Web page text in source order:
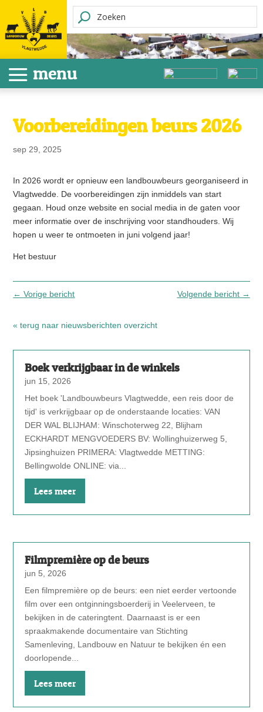
Voorbereidingen beurs 2026
sep 29, 2025
In 2026 wordt er opnieuw een landbouwbeurs georganiseerd in
Vlagtwedde. De voorbereidingen zijn inmiddels van start
gegaan. Houd onze website en social media in de gaten voor
meer informatie over de inschrijving voor standhouders. Wij
hopen u weer te ontmoeten in juni volgend jaar!
Het bestuur
←Vorige bericht Volgende bericht→
« terug naar nieuwsberichten overzicht
Boek verkrijgbaar in de winkels
jun 15, 2026
Het boek 'Landbouwbeurs Vlagtwedde, een reis door de
tijd' is verkrijgbaar op de onderstaande locaties: VAN
DER WAL BLIJHAM: Winschoterweg 22, Blijham
ECKHARDT MENGVOEDERS BV: Wollinghuizerweg 5,
Jipsinghuizen PRIMERA: Vlagtwedde METTING:
Bellingwolde ONLINE: via...
Lees meer
Filmpremière op de beurs
jun 5, 2026
Een filmpremière op de beurs: een niet eerder vertoonde
film over een ontginningsboerderij in Veelerveen, te
bekijken in de cateringtent. Daarnaast is er een
spraakmakende documentaire van Stichting
Samenleving, Landbouw en Natuur te bekijken én een
doorlopende...
Lees meer